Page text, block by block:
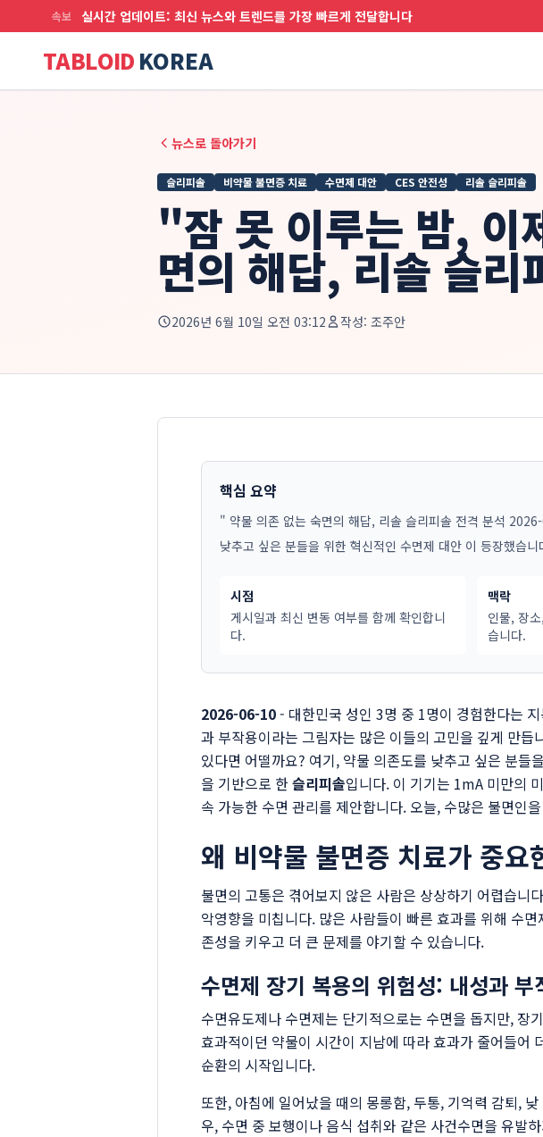
속보 실시간 업데이트: 최신 뉴스와 트렌드를 가장 빠르게 전달합니다
TABLOID KOREA
뉴스로 돌아가기
슬리피솔 비약물 불면증 치료 수면제 대안 CES 안전성 리솔 슬리피솔
"잠 못 이루는 밤, 이
면의 해답, 리솔 슬리
2026년 6월 10일 오전 03:12 작성: 조주안
핵심 요약
" 약물 의존 없는 숙면의 해답, 리솔 슬리피솔 전격 분석
낮추고 싶은 분들을 위한 혁신적인 수면제 대안 이 등장했습니
시점
게시일과 최신 변동 여부를 함께 확인합니
다.
맥락
인물, 장
습니다.
2026-06-10- 대한민국 성인 3명 중 1명이 경험한다는
과 부작용이라는 그림자는 많은 이들의 고민을 깊게 만
있다면 어떨까요? 여기, 약물 의존도를 낮추고 싶은 분들
을 기반으로 한슬리피솔입니다. 이 기기는 1mA 미만의
속 가능한 수면 관리를 제안합니다. 오늘, 수많은 불면인
왜 비약물 불면증 치료가 중요
불면의 고통은 겪어보지 않은 사람은 상상하기 어렵습니
악영향을 미칩니다. 많은 사람들이 빠른 효과를 위해 수
존성을 키우고 더 큰 문제를 야기할 수 있습니다.
수면제 장기 복용의 위험성: 내성과 부
수면유도제나 수면제는 단기적으로는 수면을 돕지만, 장
효과적이던 약물이 시간이 지남에 따라 효과가 줄어들어
순환의 시작입니다.
또한, 아침에 일어났을 때의 몽롱함, 두통, 기억력 감퇴,
우, 수면 중 보행이나 음식 섭취와 같은 사건수면을 유발